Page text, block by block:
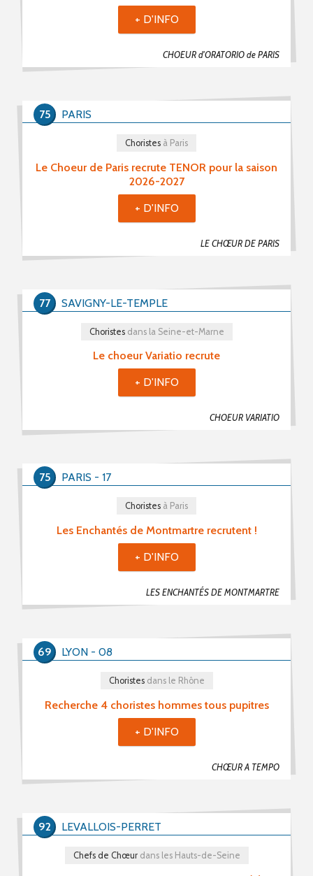
CHOEUR d'ORATORIO de PARIS
+ D'INFO
Le Choeur de Paris recrute TENOR pour la saison
2026-2027
LE CHŒUR DE PARIS
Choristes à Paris
PARIS
75
+ D'INFO
Le choeur Variatio recrute
CHOEUR VARIATIO
Choristesdans la Seine-et-Marne
SAVIGNY-LE-TEMPLE
77
+ D'INFO
Les Enchantés de Montmartre recrutent !
LES ENCHANTÉS DE MONTMARTRE
Choristes à Paris
PARIS - 17
75
+ D'INFO
Recherche 4 choristes hommes tous pupitres
CHŒUR A TEMPO
Choristesdans le Rhône
LYON - 08
69
+ D'INFO
Chefs de Chœurdans les Hauts-de-Seine
LEVALLOIS-PERRET
92